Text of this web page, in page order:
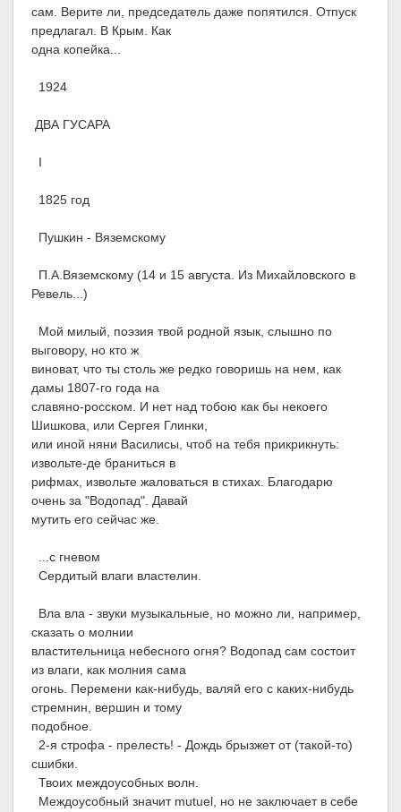
сам. Верите ли, председатель даже попятился. Отпуск
предлагал. В Крым. Как
одна копейка...
1924
ДВА ГУСАРА
I
1825 год
Пушкин - Вяземскому
П.А.Вяземскому (14 и 15 августа. Из Михайловского в
Ревель...)
Мой милый, поэзия твой родной язык, слышно по
выговору, но кто ж
виноват, что ты столь же редко говоришь на нем, как
дамы 1807-го года на
славяно-росском. И нет над тобою как бы некоего
Шишкова, или Сергея Глинки,
или иной няни Василисы, чтоб на тебя прикрикнуть:
извольте-де браниться в
рифмах, извольте жаловаться в стихах. Благодарю
очень за "Водопад". Давай
мутить его сейчас же.
...с гневом
Сердитый влаги властелин.
Вла вла - звуки музыкальные, но можно ли, например,
сказать о молнии
властительница небесного огня? Водопад сам состоит
из влаги, как молния сама
огонь. Перемени как-нибудь, валяй его с каких-нибудь
стремнин, вершин и тому
подобное.
2-я строфа - прелесть! - Дождь брызжет от (такой-то)
сшибки.
Твоих междоусобных волн.
Междоусобный значит mutuel, но не заключает в себе